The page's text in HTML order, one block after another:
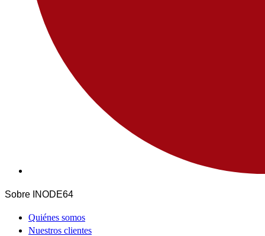
Sobre INODE64
Quiénes somos
Nuestros clientes